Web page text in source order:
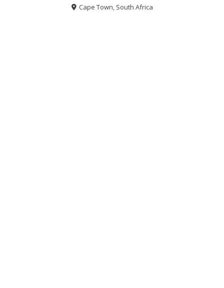
Cape Town, South Africa